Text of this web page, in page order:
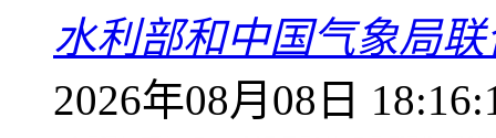
水利部和中国气象局
2026年08月08日